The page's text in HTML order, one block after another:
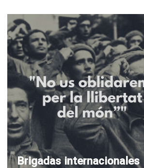
Brigadas internacionales